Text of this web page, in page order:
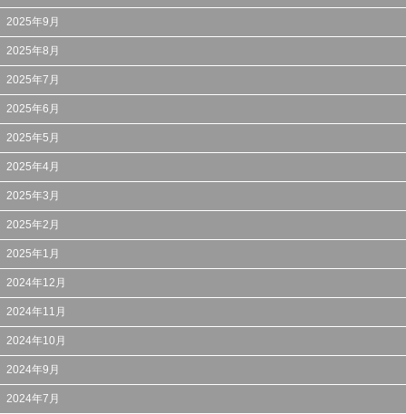
2025年9月
2025年8月
2025年7月
2025年6月
2025年5月
2025年4月
2025年3月
2025年2月
2025年1月
2024年12月
2024年11月
2024年10月
2024年9月
2024年7月